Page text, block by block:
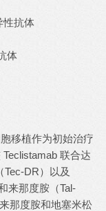
性抗体
体
移植作为初始治疗
联合达
DR）以及
来那度胺（Tal-
那度胺和地塞米松